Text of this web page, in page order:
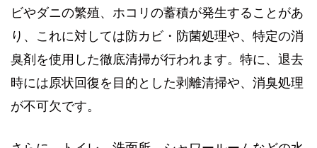
ビやダニの繁殖、ホコリの蓄積が発生することがあ
り、これに対しては防カビ・防菌処理や、特定の消
臭剤を使用した徹底清掃が行われます。特に、退去
時には原状回復を目的とした剥離清掃や、消臭処理
が不可欠です。